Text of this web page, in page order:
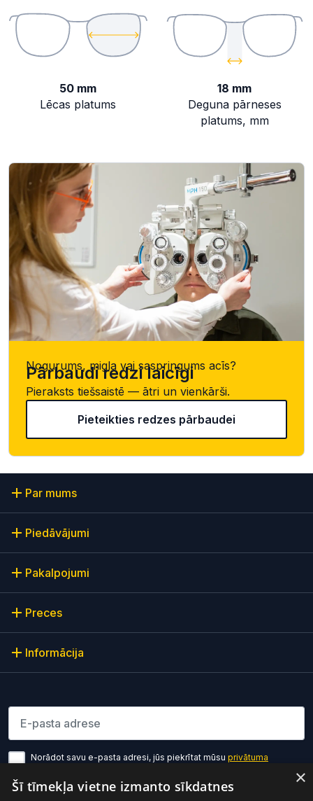
50 mm
Lēcas platums
18 mm
Deguna pārneses
platums, mm
Nogurums, migla vai saspringums acīs?
Pārbaudi redzi laicīgi
Pieraksts tiešsaistē — ātri un vienkārši.
Pieteikties redzes pārbaudei
Par mums
Piedāvājumi
Pakalpojumi
Preces
Informācija
Lūdzu ievadiet e-pasta adresi
Norādot savu e-pasta adresi, jūs piekrītat mūsu privātuma
×
Šī tīmekļa vietne izmanto sīkdatnes